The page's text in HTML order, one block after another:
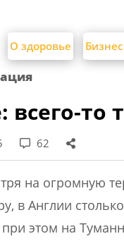
О здоровье
всего-то
62
на огромную
в Англии
этом на